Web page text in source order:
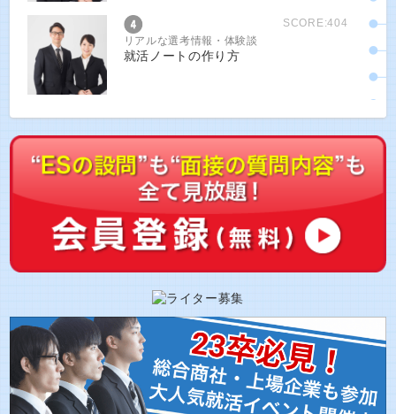
SCORE:404
リアルな選考情報・体験談
就活ノートの作り方